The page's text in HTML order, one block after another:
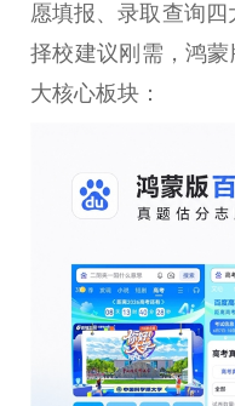
愿填报、录取查询
择校建议刚需，鸿
大核心板块：